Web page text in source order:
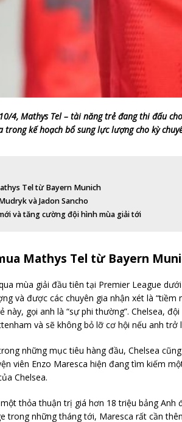
4, Mathys Tel – tài năng trẻ đang thi đấu
trong kế hoạch bổ sung lực lượng cho kỳ
Tel từ Bayern Munich
và Jadon Sancho
và tăng cường đội hình mùa giải tới
Mathys Tel từ Bayern
mùa giải đầu tiên tại Premier League
và được các chuyên gia nhận xét là
này, gọi anh là “sự phi thường”. Chelsea,
và sẽ không bỏ lỡ cơ hội nếu anh trở
những mục tiêu hàng đầu, Chelsea
viên Enzo Maresca hiện đang tìm kiếm
Chelsea.
thỏa thuận trị giá hơn 18 triệu bảng
trong những tháng tới, Maresca rất cần